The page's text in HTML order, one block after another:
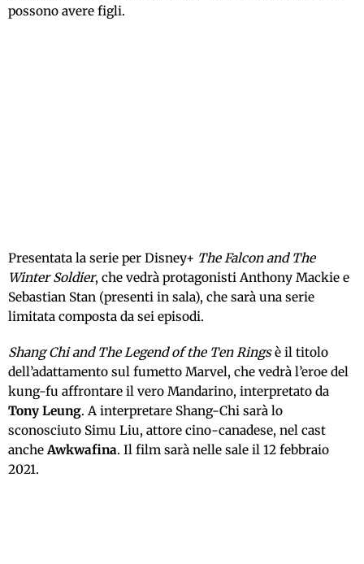
possono avere figli.
Presentata la serie per Disney+ The Falcon and The
Winter Soldier, che vedrà protagonisti Anthony Mackie e
Sebastian Stan (presenti in sala), che sarà una serie
limitata composta da sei episodi.
Shang Chi and The Legend of the Ten Ringsè il titolo
dell’adattamento sul fumetto Marvel, che vedrà l’eroe del
kung-fu affrontare il vero Mandarino, interpretato da
Tony Leung. A interpretare Shang-Chi sarà lo
sconosciuto Simu Liu, attore cino-canadese, nel cast
ancheAwkwafina. Il film sarà nelle sale il 12 febbraio
2021.